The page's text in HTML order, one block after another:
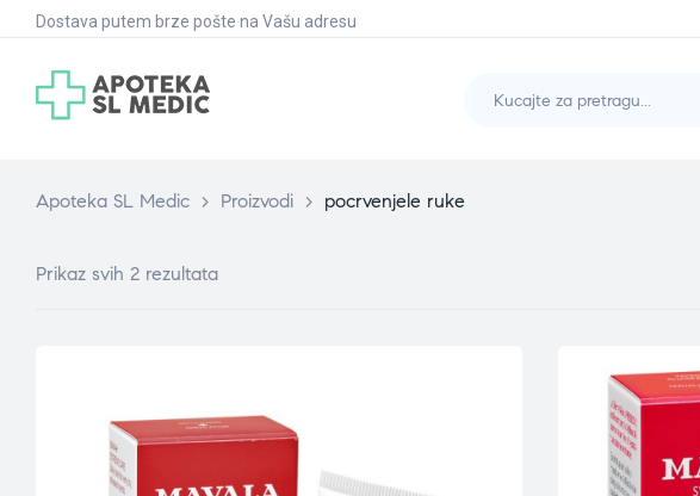
Dostava putem brze pošte na Vašu adresu
Apoteka SL Medic > Proizvodi > pocrvenjele ruke
Prikaz svih 2 rezultata